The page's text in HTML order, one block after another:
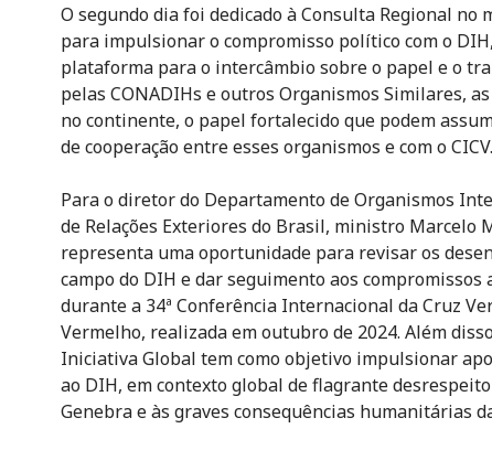
O segundo dia foi dedicado à Consulta Regional no
para impulsionar o compromisso político com o
plataforma para o intercâmbio sobre o papel e o
pelas CONADIHs e outros Organismos Similares,
no continente, o papel fortalecido que podem
de cooperação entre esses organismos e com o CICV.
Para o diretor do Departamento de Organismos
de Relações Exteriores do Brasil, ministro Marcelo
representa uma oportunidade para revisar os
campo do DIH e dar seguimento aos compromissos
durante a 34ª Conferência Internacional da Cruz
Vermelho, realizada em outubro de 2024. Além
Iniciativa Global tem como objetivo impulsionar
ao DIH, em contexto global de flagrante desrespeito
Genebra e às graves consequências humanitárias